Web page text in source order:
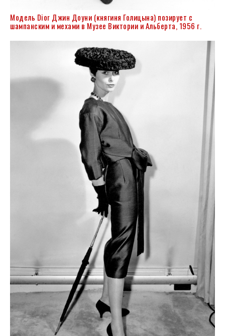
Модель Dior Джин Доуни (княгиня Голицына) позирует с
шампанским и мехами в Музее Виктории и Альберта, 1956 г.